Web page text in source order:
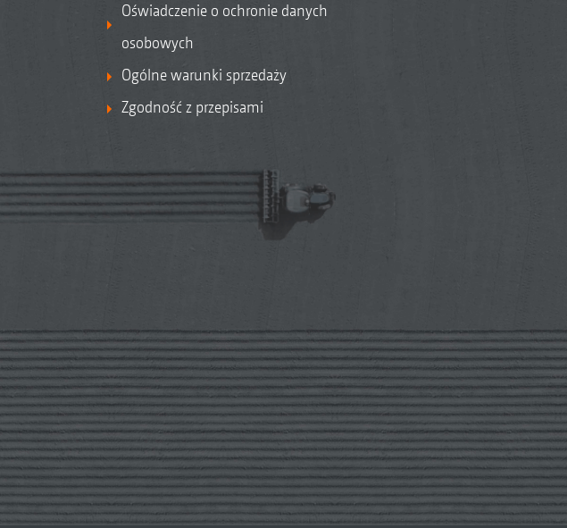
Oświadczenie o ochronie danych
osobowych
Ogólne warunki sprzedaży
Zgodność z przepisami